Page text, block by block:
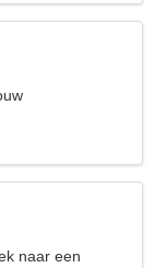
naar een